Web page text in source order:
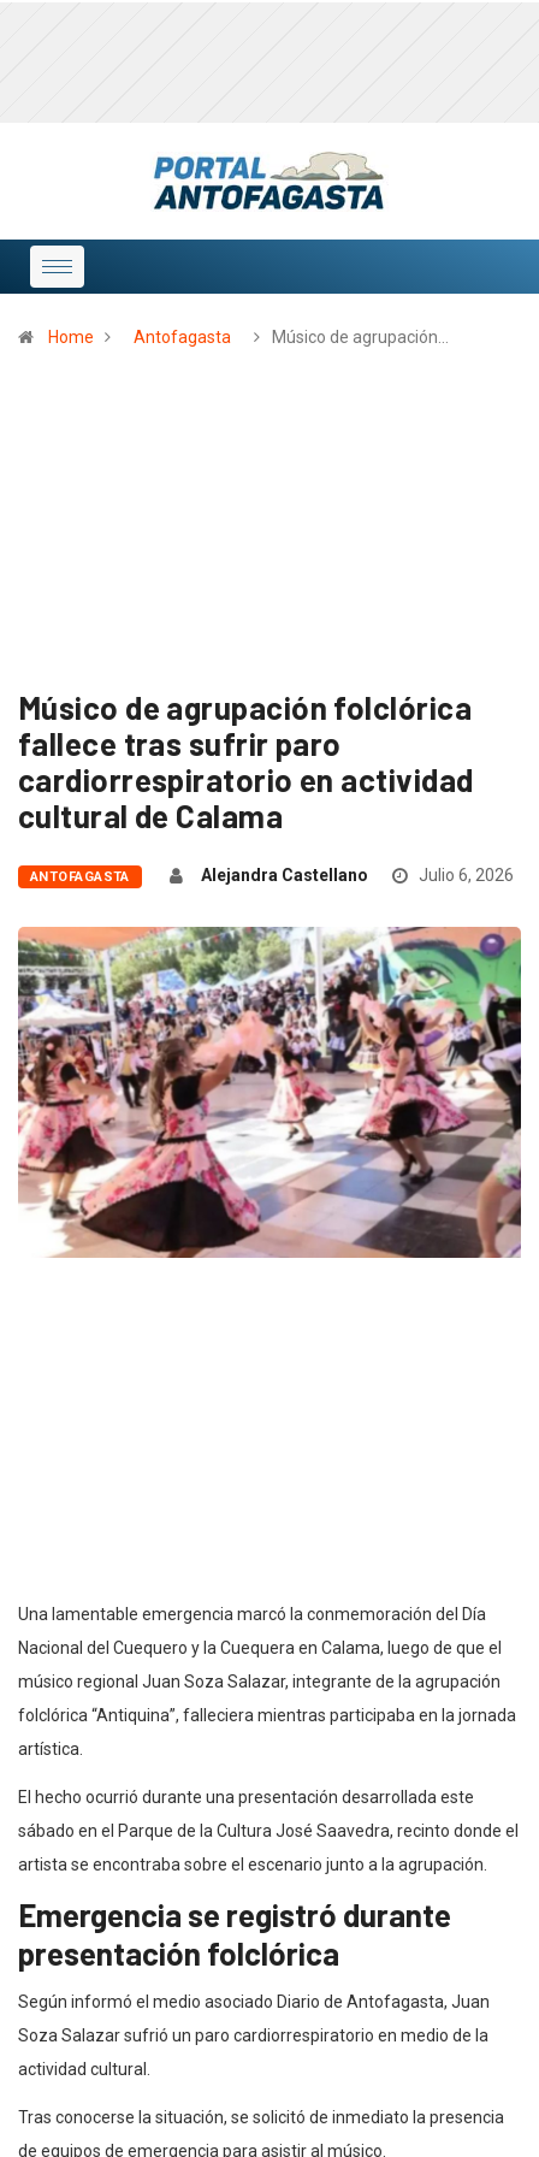
Home Antofagasta Músico de agrupación…
Músico de agrupación folclórica
fallece tras sufrir paro
cardiorrespiratorio en actividad
cultural de Calama
ANTOFAGASTA Alejandra Castellano Julio 6, 2026
Una lamentable emergencia marcó la conmemoración del Día
Nacional del Cuequero y la Cuequera en Calama, luego de que el
músico regional Juan Soza Salazar, integrante de la agrupación
folclórica “Antiquina”, falleciera mientras participaba en la jornada
artística.
El hecho ocurrió durante una presentación desarrollada este
sábado en el Parque de la Cultura José Saavedra, recinto donde el
artista se encontraba sobre el escenario junto a la agrupación.
Emergencia se registró durante
presentación folclórica
Según informó el medio asociado Diario de Antofagasta, Juan
Soza Salazar sufrió un paro cardiorrespiratorio en medio de la
actividad cultural.
Tras conocerse la situación, se solicitó de inmediato la presencia
de equipos de emergencia para asistir al músico.